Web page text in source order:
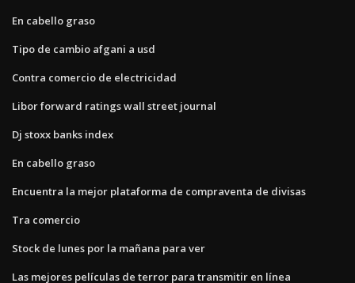
En cabello graso
Tipo de cambio afgani a usd
Contra comercio de electricidad
Libor forward ratings wall street journal
Dj stoxx banks index
En cabello graso
Encuentra la mejor plataforma de compraventa de divisas
Tra comercio
Stock de lunes por la mañana para ver
Las mejores películas de terror para transmitir en línea